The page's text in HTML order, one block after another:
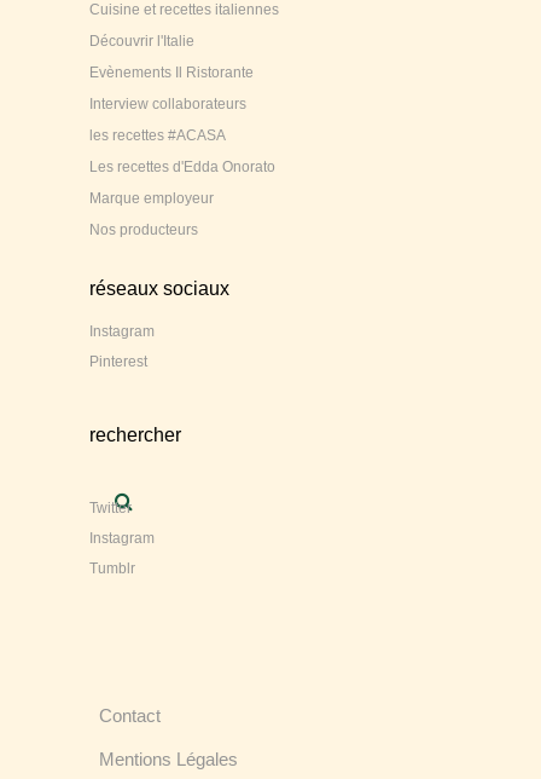
Cuisine et recettes italiennes
Découvrir l'Italie
Evènements Il Ristorante
Interview collaborateurs
les recettes #ACASA
Les recettes d'Edda Onorato
Marque employeur
Nos producteurs
réseaux sociaux
Instagram
Pinterest
rechercher
Twitter
Instagram
Tumblr
Contact
Mentions Légales